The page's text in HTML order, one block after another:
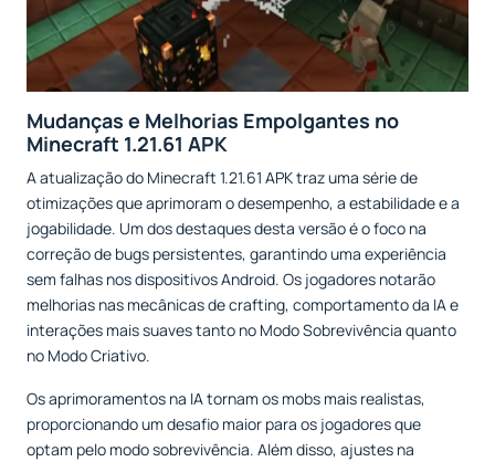
Mudanças e Melhorias Empolgantes no
Minecraft 1.21.61 APK
A atualização do Minecraft 1.21.61 APK traz uma série de
otimizações que aprimoram o desempenho, a estabilidade e a
jogabilidade. Um dos destaques desta versão é o foco na
correção de bugs persistentes, garantindo uma experiência
sem falhas nos dispositivos Android. Os jogadores notarão
melhorias nas mecânicas de crafting, comportamento da IA e
interações mais suaves tanto no Modo Sobrevivência quanto
no Modo Criativo.
Os aprimoramentos na IA tornam os mobs mais realistas,
proporcionando um desafio maior para os jogadores que
optam pelo modo sobrevivência. Além disso, ajustes na